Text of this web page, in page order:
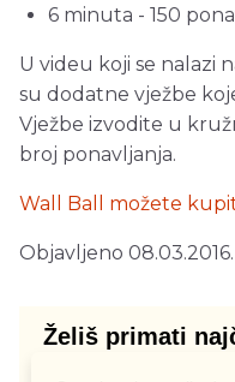
6 minuta - 150
U videu koji se nalazi
su dodatne vježbe
Vježbe izvodite u
broj ponavljanja.
Wall Ball možete
Objavljeno 08.03.2016.